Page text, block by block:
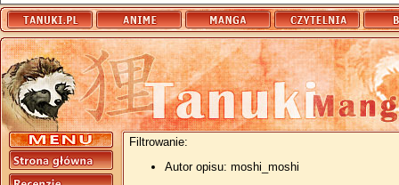
Filtrowanie:
Autor opisu: moshi_moshi